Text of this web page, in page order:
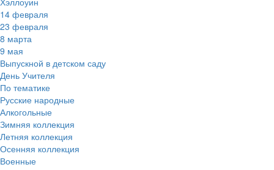
14 февраля
23 февраля
8 марта
9 мая
Выпускной в детском саду
День Учителя
По тематике
Русские народные
Алкогольные
Зимняя коллекция
Летняя коллекция
Осенняя коллекция
Военные